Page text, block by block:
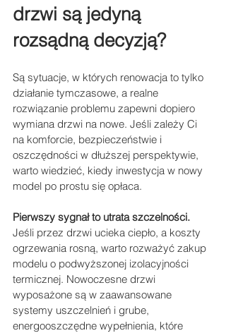
drzwi są jedyną
rozsądną decyzją?
Są sytuacje, w których renowacja to tylko
działanie tymczasowe, a realne
rozwiązanie problemu zapewni dopiero
wymiana drzwi na nowe. Jeśli zależy Ci
na komforcie, bezpieczeństwie i
oszczędności w dłuższej perspektywie,
warto wiedzieć, kiedy inwestycja w nowy
model po prostu się opłaca.
Pierwszy sygnał to utrata szczelności.
Jeśli przez drzwi ucieka ciepło, a koszty
ogrzewania rosną, warto rozważyć zakup
modelu o podwyższonej izolacyjności
termicznej. Nowoczesne drzwi
wyposażone są w zaawansowane
systemy uszczelnień i grube,
energooszczędne wypełnienia, które